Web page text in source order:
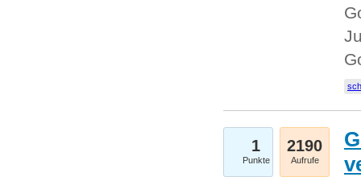
1
Punkte
2190
Aufrufe